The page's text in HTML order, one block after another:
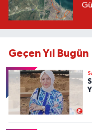
Geçen Yıl Bugün